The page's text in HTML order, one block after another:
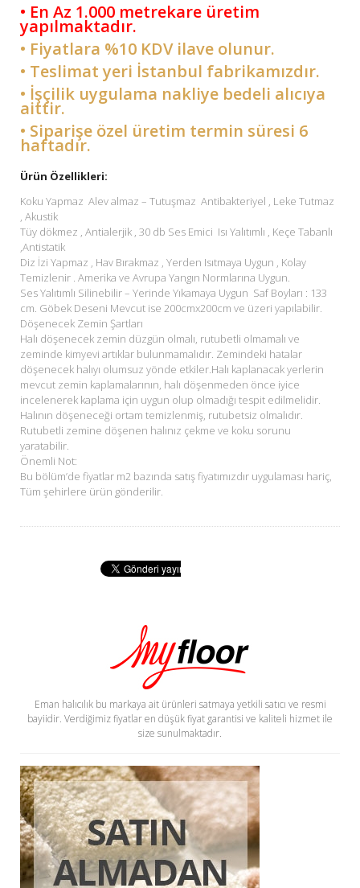
• En Az 1.000 metrekare üretim
yapılmaktadır.
• Fiyatlara %10 KDV ilave olunur.
• Teslimat yeri İstanbul fabrikamızdır.
• İşçilik uygulama nakliye bedeli alıcıya
aittir.
• Siparişe özel üretim termin süresi 6
haftadır.
Ürün Özellikleri:
Koku Yapmaz Alev almaz – Tutuşmaz Antibakteriyel , Leke Tutmaz
, Akustik
Tüy dökmez , Antialerjik , 30 db Ses Emici Isı Yalıtımlı , Keçe Tabanlı
,Antistatik
Diz İzi Yapmaz , Hav Bırakmaz , Yerden Isıtmaya Uygun , Kolay
Temizlenir . Amerika ve Avrupa Yangın Normlarına Uygun.
Ses Yalıtımlı Silinebilir – Yerinde Yıkamaya Uygun Saf Boyları : 133
cm. Göbek Deseni Mevcut ise 200cmx200cm ve üzeri yapılabilir.
Döşenecek Zemin Şartları
Halı döşenecek zemin düzgün olmalı, rutubetli olmamalı ve
zeminde kimyevi artıklar bulunmamalıdır. Zemindeki hatalar
döşenecek halıyı olumsuz yönde etkiler.Halı kaplanacak yerlerin
mevcut zemin kaplamalarının, halı döşenmeden önce iyice
incelenerek kaplama için uygun olup olmadığı tespit edilmelidir.
Halının döşeneceği ortam temizlenmiş, rutubetsiz olmalıdır.
Rutubetli zemine döşenen halınız çekme ve koku sorunu
yaratabilir.
Önemli Not:
Bu bölüm’de fiyatlar m2 bazında satış fiyatımızdır uygulaması hariç,
Tüm şehirlere ürün gönderilir.
Eman halıcılık bu markaya ait ürünleri satmaya yetkili satıcı ve resmi
bayiidir. Verdiğimiz fiyatlar en düşük fiyat garantisi ve kaliteli hizmet ile
size sunulmaktadır.